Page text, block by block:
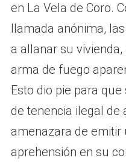
en La Vela de Coro.
llamada anónima,
a allanar su
arma de fuego
Esto dio pie para
de tenencia ilegal de
amenazara de emitir
aprehensión en su